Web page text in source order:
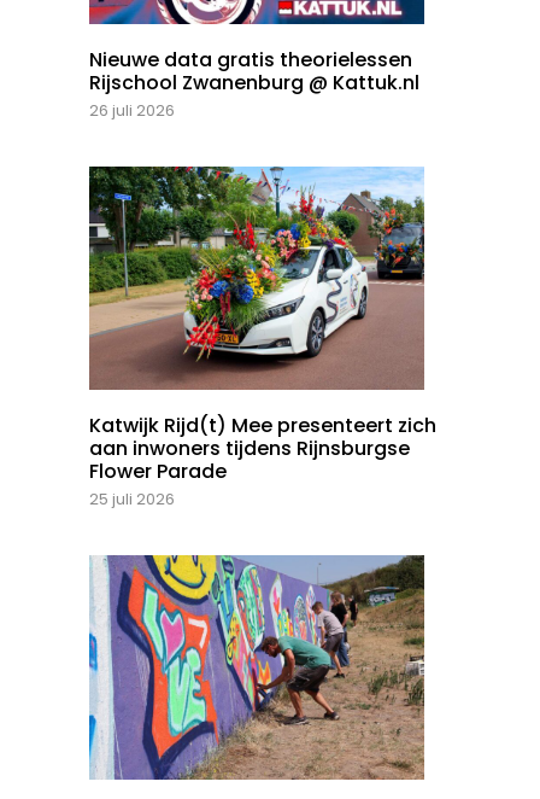
Nieuwe data gratis theorielessen
Rijschool Zwanenburg @ Kattuk.nl
26 juli 2026
Katwijk Rijd(t) Mee presenteert zich
aan inwoners tijdens Rijnsburgse
Flower Parade
25 juli 2026